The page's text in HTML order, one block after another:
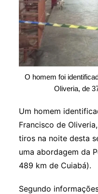
O homem foi
Oliveria, de
Um homem
Francisco de
tiros na noite desta
uma abordagem da
489 km de Cuiabá).
Segundo